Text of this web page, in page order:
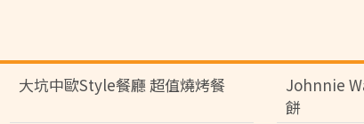
大坑中歐Style餐廳 超值燒烤餐
Johnnie
餅